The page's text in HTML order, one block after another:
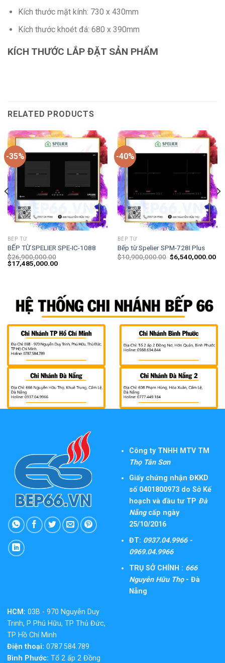
Kích thước mặt kính: 730 x 430mm
Kích thước khoét đá: 680 x 390mm
KÍCH THƯỚC LẮP ĐẶT SẢN PHẨM
RELATED PRODUCTS
-35%
BẾP TỪ
BẾP TỪ SPELIER SPE-IC-1088
$26,900,000.00
$17,485,000.00
-40%
BẾP TỪ
Bếp từ Spelier SPM-728I Plus
$10,900,000.00 $6,540,000.00
Công ty TNHH MTV TM
Thọ Tân Sơn
Giấy chứng nhận ĐKKD
số 0401800973 do Sở Kế
hoạch và đầu tư TP Đà
Nẵngcấp ngày
25/10/2016
ĐT: 0937.04.9966 -
0969.04.9966
TRỤ SỞ CHÍNH : 666
Nguyễn Hữu Thọ- Đà
Nẵng
HCM: 03B - 970 Nguyễn Duy
Trinh, P Phú Hữu, TP Thủ Đức,
TP Hồ Chí Minh
Điện thoại: 0787.584.789
Bình Phước: Tổ 2 ấp 2 Đồng